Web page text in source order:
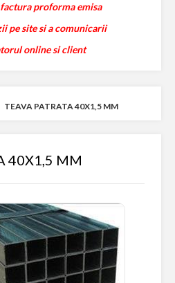
factura proforma emisa
pe site si a comunicarii
online si client
TEAVA PATRATA 40X1,5 MM
40X1,5 MM